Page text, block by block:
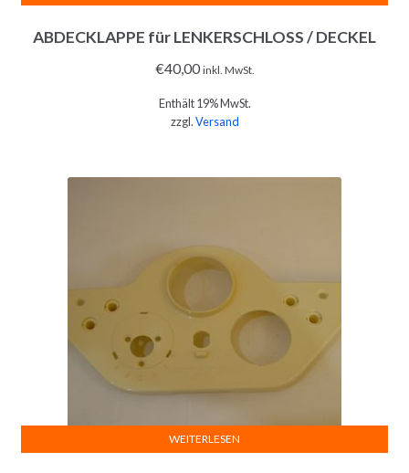
ABDECKLAPPE für LENKERSCHLOSS / DECKEL
€40,00 inkl. MwSt.
Enthält 19% MwSt.
zzgl.Versand
WEITERLESEN